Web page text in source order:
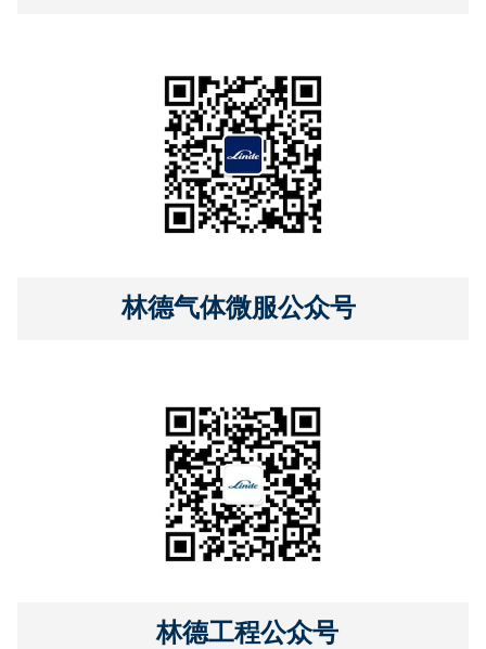
林德气体微服公众号
林德工程公众号